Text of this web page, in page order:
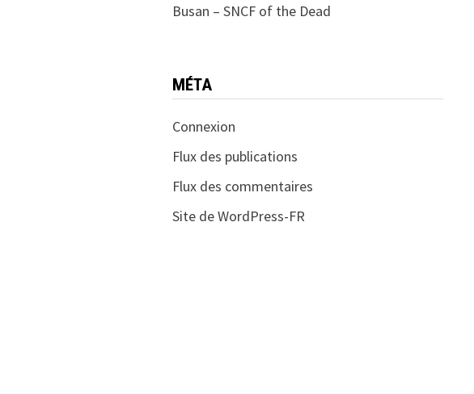
Busan – SNCF of the Dead
MÉTA
Connexion
Flux des publications
Flux des commentaires
Site de WordPress-FR